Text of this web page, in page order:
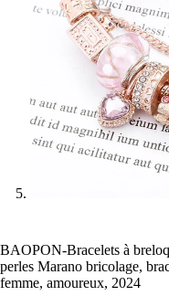
BAOPON-Bracelets à
perles Marano bricolage,
femme, amoureux, 2024